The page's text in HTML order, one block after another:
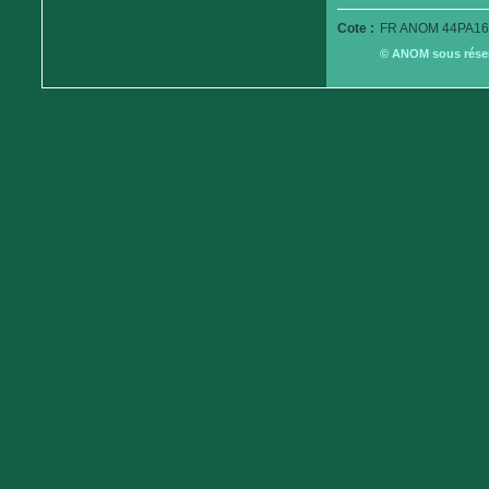
Cote : FR ANOM
© ANOM sous